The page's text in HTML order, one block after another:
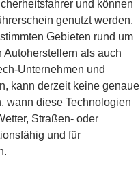
und können
genutzt werden.
Gebieten rund um
als auch
Unternehmen und
kann derzeit keine genaue
wann diese Technologien
Straßen- oder
und für